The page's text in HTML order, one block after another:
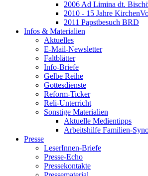
2006 Ad Limina dt.
2010 - 15 Jahre
2011 Papstbesuch BRD
Infos & Materialien
Aktuelles
E-Mail-Newsletter
Faltblätter
Info-Briefe
Gelbe Reihe
Gottesdienste
Reform-Ticker
Reli-Unterricht
Sonstige Materialien
Aktuelle Medientipps
Arbeitshilfe Familien-
Presse
LeserInnen-Briefe
Presse-Echo
Pressekontakte